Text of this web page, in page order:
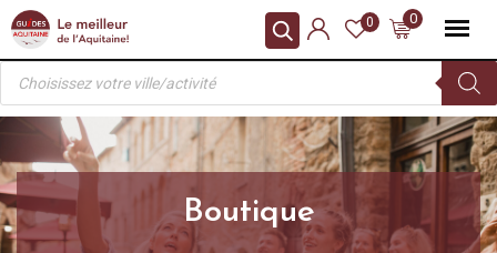
Skip
content
0
0
Recherche
produits
Boutique